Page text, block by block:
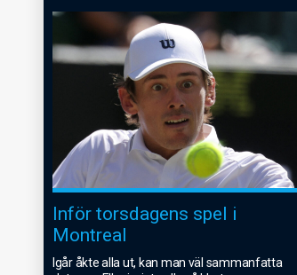
Inför torsdagens spel i
Montreal
Igår åkte alla ut, kan man väl sammanfatta